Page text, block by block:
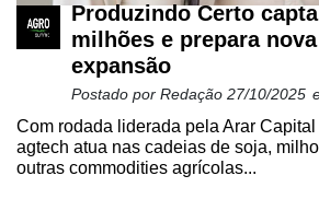
Produzindo Certo
milhões e prepara
expansão
Postado por Redação 27/10/2025
Com rodada liderada pela Arar
agtech atua nas cadeias de soja,
outras commodities agrícolas...